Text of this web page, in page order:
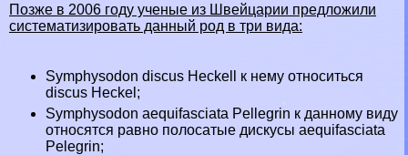
Позже в 2006 году ученые из Швейцарии предложили
систематизировать данный род в три вида:
Symphysodon discus Heckell к нему относиться
discus Heckel;
Symphysodon aequifasciata Pellegrin к данному виду
относятся равно полосатые дискусы aequifasciata
Pelegrin;